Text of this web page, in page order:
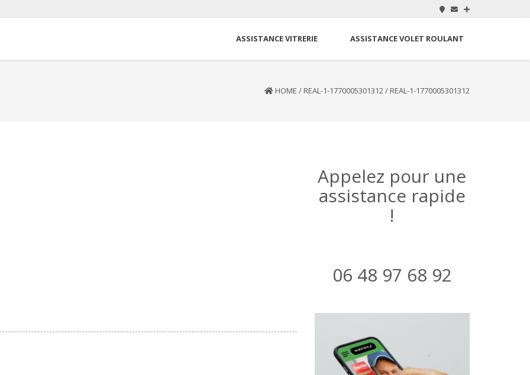
ASSISTANCE VITRERIE ASSISTANCE VOLET ROULANT
HOME / REAL-1-1770005301312/ REAL-1-1770005301312
Appelez pour une
assistance rapide
!
06 48 97 68 92